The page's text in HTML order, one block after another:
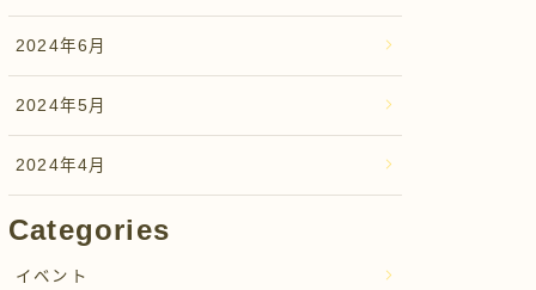
2024年6月
2024年5月
2024年4月
Categories
イベント